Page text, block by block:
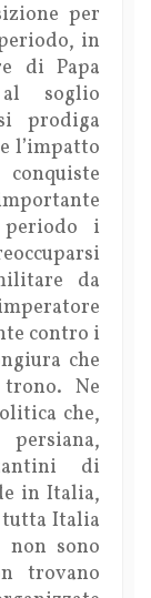
per
in
di Papa
soglio
prodiga
l’impatto
i
da
contro i
che
Ne
che,
di
in Italia,
Italia
sono
trovano